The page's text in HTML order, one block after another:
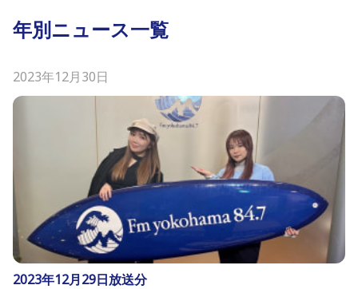
年別ニュース一覧
2023年12月30日
2023年12月29日放送分